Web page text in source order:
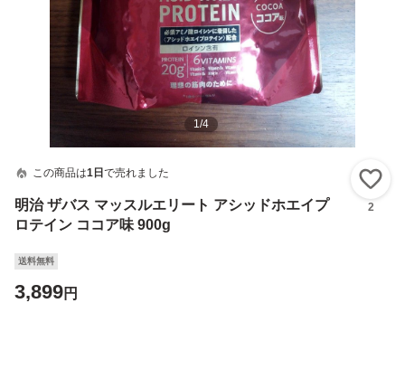
1/4
この商品は1日 で売れました
明治 ザバス マッスルエリート アシッドホエイプ
ロテイン ココア味 900g
2
送料無料
3,899円